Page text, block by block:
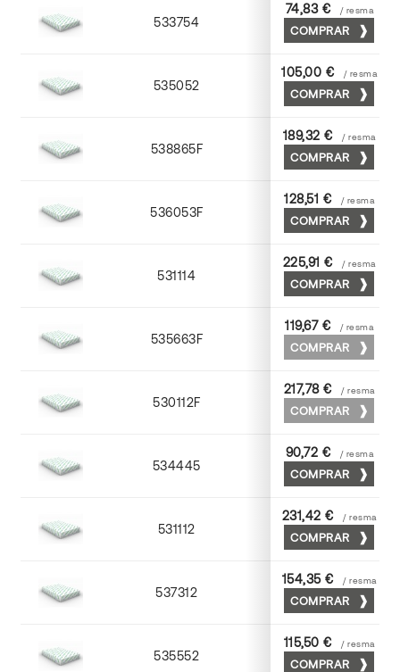
533754 52 x 70
74,83 € / resma
COMPRAR
535052 52 x 70
105,00 € / resma
COMPRAR
538865F 65 x 90
189,32 € / resma
COMPRAR
536053F 53 x 75
128,51 € / resma
COMPRAR
531114 72 x 102
225,91 € / resma
COMPRAR
535663F 63 x 88
119,67 € / resma
COMPRAR
530112F 72 x 102
217,78 € / resma
COMPRAR
534445 45 x 64
90,72 € / resma
COMPRAR
531112 72 x 102
231,42 € / resma
COMPRAR
537312 72 x 102
154,35 € / resma
COMPRAR
535552 52 x 70
115,50 € / resma
COMPRAR